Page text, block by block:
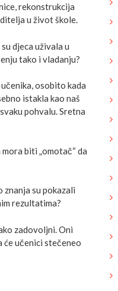
rekonstrukcija
u život škole.
djeca uživala u
tako i vladanju?
osobito kada
istakla kao naš
pohvalu. Sretna
biti „omotač“ da
su pokazali
rezultatima?
zadovoljni. Oni
će učenici stečeneo